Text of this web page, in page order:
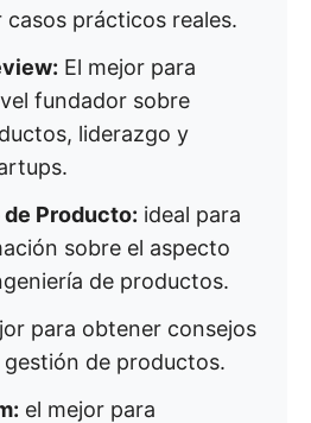
casos prácticos reales.
El mejor para
fundador sobre
liderazgo y
Producto: ideal para
sobre el aspecto
de productos.
para obtener consejos
de productos.
el mejor para